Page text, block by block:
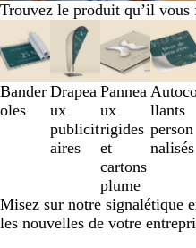
Trouvez le produit qu’il vous
Bander
oles
Drapea
ux
publicit
aires
Pannea
ux
rigides
et
cartons
plume
llants
person
nalisés
Diapositives
1
à
3
sur
Misez sur notre signalétique
les nouvelles de votre